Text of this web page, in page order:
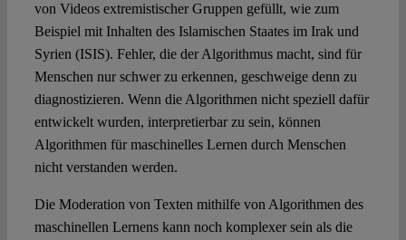
von Videos extremistischer Gruppen gefüllt, wie zum
Beispiel mit Inhalten des Islamischen Staates im Irak und
Syrien (ISIS). Fehler, die der Algorithmus macht, sind für
Menschen nur schwer zu erkennen, geschweige denn zu
diagnostizieren. Wenn die Algorithmen nicht speziell dafür
entwickelt wurden, interpretierbar zu sein, können
Algorithmen für maschinelles Lernen durch Menschen
nicht verstanden werden.
Die Moderation von Texten mithilfe von Algorithmen des
maschinellen Lernens kann noch komplexer sein als die